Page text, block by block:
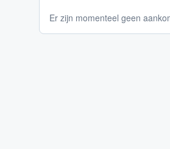
Er zijn momenteel geen